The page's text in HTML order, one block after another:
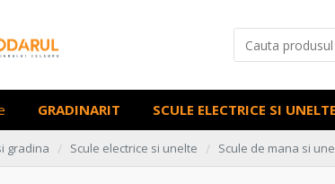
GRADINARIT SCULE ELECTRICE SI UNELTE
gradina Scule electrice si unelte Scule de mana si